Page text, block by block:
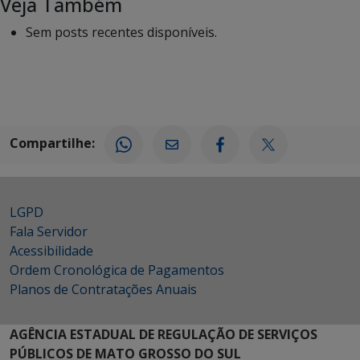
Sem posts recentes disponíveis.
Compartilhe:
LGPD
Fala Servidor
Acessibilidade
Ordem Cronológica de Pagamentos
Planos de Contratações Anuais
AGÊNCIA ESTADUAL DE REGULAÇÃO DE SERVIÇOS
PÚBLICOS DE MATO GROSSO DO SUL